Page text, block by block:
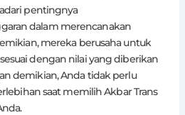
pentingnya
dalam merencanakan
mereka berusaha untuk
dengan nilai yang diberikan
demikian, Anda tidak perlu
saat memilih Akbar Trans